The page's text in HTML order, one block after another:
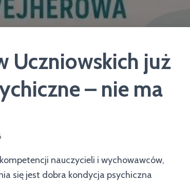
Uczniowskich już
– nie ma
nauczycieli i wychowawców,
się jest dobra kondycja psychiczna